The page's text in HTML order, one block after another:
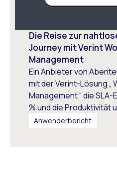
Die Reise zur
Journey mit Verint
Management
Ein Anbieter von
mit der Verint-Lösung „
Management “ die
% und die Produktivität
Anwenderbericht